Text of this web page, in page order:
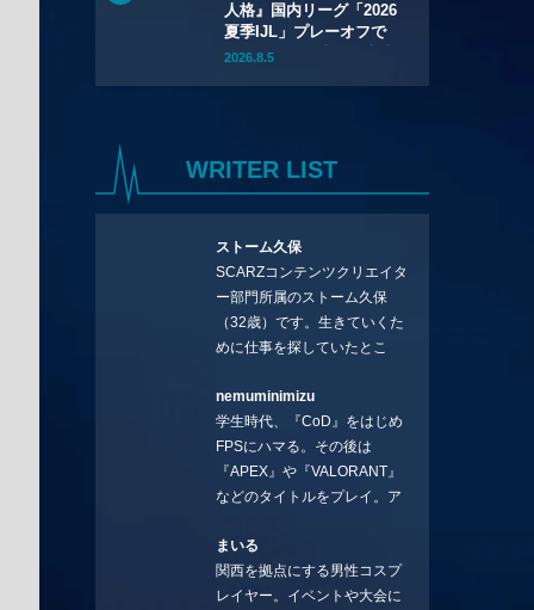
人格』国内リーグ「2026
夏季IJL」プレーオフで
REJECTが優勝——決勝
2026.8.5
WRITER LIST
ストーム久保
SCARZコンテンツクリエイタ
ー部門所属のストーム久保
（32歳）です。生きていくた
めに仕事を探していたとこ
コラムを連載させてもらえる
ことになりました。言いたい
ことを言っていきます。X：
https://x.com/stormKUBO
YouTube：
rmKUBO
nemuminimizu
学生時代、『CoD』をはじめ
FPSにハマる。その後は
『APEX』や『VALORANT』
などのタイトルをプレイ。ア
BGMなどを手掛ける作曲家と
フリーランスのライターの二
足の草鞋を履いて幅広く活動
まいる
関西を拠点にする男性コスプ
レイヤー。イベントや大会に